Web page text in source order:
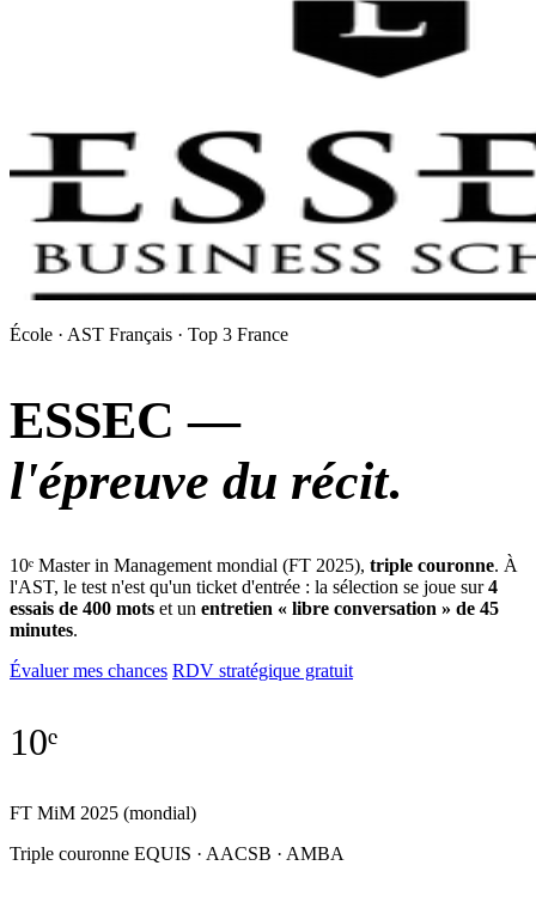
École · AST Français · Top 3 France
ESSEC —
l'épreuve du récit.
10ᵉ Master in Management mondial (FT 2025), triple couronne. À
l'AST, le test n'est qu'un ticket d'entrée : la sélection se joue sur4
essais de 400 mots et un entretien « libre conversation » de 45
minutes.
Évaluer mes chances RDV stratégique gratuit
10ᵉ
FT MiM 2025 (mondial)
Triple couronne EQUIS · AACSB · AMBA